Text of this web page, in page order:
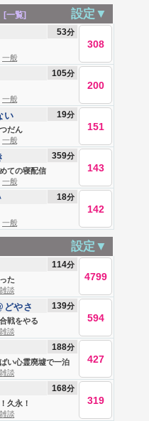
[一覧] 設定▼
53分
308
一般
105分
200
一般
だん
い 19分
151
一般
ての寝配信
359分
143
一般
18分
142
一般
設定▼
た
114分
4799
雑談
戦をやる
どやさ 139分
594
雑談
い心霊廃墟で一泊
188分
427
雑談
久永！
168分
319
雑談